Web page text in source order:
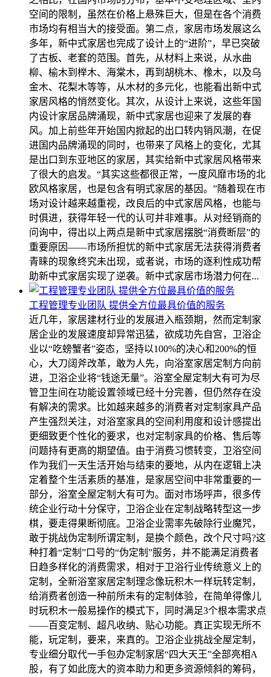
空间的限制，虽然在价格上悬殊巨大，但是在各个消费
市场均有相当大的接受面。第二点，家居市场发展这么
多年，新中式家居也完成了设计上的“进阶”，早已突破
了古板、老套的范围。首先，从材料上来说，从水曲
柳、榆木到榉木、海棠木，再到胡桃木、橡木，以及乌
金木、花梨木等等，从木材的多元化，也能看出新中式
家居风格的悄然变化。其次，从设计上来说，这些年国
内设计家居品牌涌现，新中式家居也迎来了发展的春
风。加上前些年开始国内掀起的出口转内销风潮，在促
进国内品牌涌现的同时，也带来了风格上的变化，尤其
是出口到东亚地区的家居，其实给新中式家居风格带来
了很大的启发。“其实这些都很正常，一度风靡市场的北
欧风格家居，也是包含有明式家居的基因。”随着现在市
场对设计越来越重视，改良后的中式家居风格，也能与
时俱进，获得年轻一代的认可并非难事。从对经销商的
问询中，得出以上两点是新中式家居摆脱“消费断层”的
重要原因——市场所担忧的新中式家居无法获得消费者
青睐的现象终究未出现，或者说，市场的逐利性成功帮
助新中式家居实现了逆袭。新中式家居市场潜力何在...
工程管理专业团队 提供全方位最具价值的服务
近几年，家居建材行业的发展进入瓶颈期，然而定制家
居企业的发展速度却异常迅猛，欲成功先自宫，卫浴企
业以“吃螃蟹者”姿态，坚持以100%的决心和200%的恒
心，大刀阔斧改革，敢为人先，向浴室家居定制方向前
进，卫浴企业将“钱途无量”。浴室全屋定制大有可为尽
管卫生间在功能设置领域已经十分完善，但仍然存在没
有解决的需求。比如越来越多的消费者对定制家具产品
产生强烈关注，对浴室家具的空间利用度和设计感提出
更细致更个性化的要求，也对定制家具的价格、售后等
问题持有更高的期望值。由于消费习惯转变，卫浴空间
作为我们一天生活开始与结束的要地，从内在逻辑上决
定着整个生活素质的基准，是家居空间中非常重要的一
部分，浴室全屋定制大有可为。面对市场呼声，很多传
统企业行动十分保守，卫浴企业在定制战略转型这一步
棋，要走得果断彻底。卫浴企业需率先破除行业魔咒，
敢于挑战伪定制所谓定制，是换个颜色，改个尺寸吗?这
种打着“定制”口号的“伪定制”服务，并不能满足消费者
日趋多样化的消费需求，相对于卫浴行业传统意义上的
定制，全新浴室家居定制理念像玩积木一样玩转定制，
给消费者创造一种前所未有的定制体验，在简单得像儿
时玩积木一般易操作的模式下，同时满足3个根本需求点
――百变定制、超凡收纳、贴心功能。真正实现无所不
能，玩定制，要来，来真的。卫浴企业挑战全屋定制，
专业细分取代一手包办定制家居“四大天王”全部亮相A
股，有了如此庞大的资本助力和更多资源倾斜的筹码，